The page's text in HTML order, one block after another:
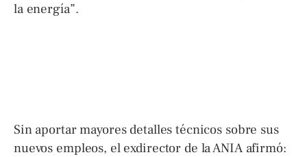
la energía”.
Sin aportar mayores detalles técnicos sobre sus
nuevos empleos, el exdirector de la ANIA afirmó: